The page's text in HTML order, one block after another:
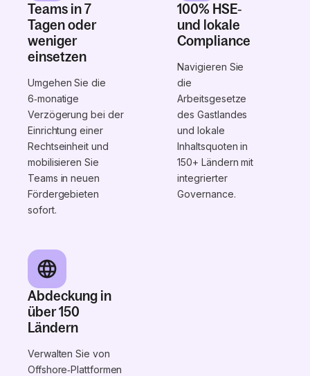
Teams in 7
Tagen oder
weniger
einsetzen
Umgehen Sie die
6‑monatige
Verzögerung bei der
Einrichtung einer
Rechtseinheit und
mobilisieren Sie
Teams in neuen
Fördergebieten
sofort.
100% HSE‑
und lokale
Compliance
Navigieren Sie
die
Arbeitsgesetze
des Gastlandes
und lokale
Inhaltsquoten in
150+ Ländern mit
integrierter
Governance.
Abdeckung in
über 150
Ländern
Verwalten Sie von
Offshore‑Plattformen